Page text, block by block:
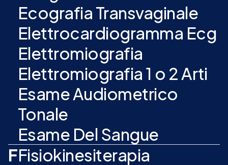
Ecografia Transvaginale
Elettrocardiogramma Ecg
Elettromiografia
Elettromiografia 1 o 2 Arti
Esame Audiometrico
Tonale
Esame Del Sangue
FFisiokinesiterapia